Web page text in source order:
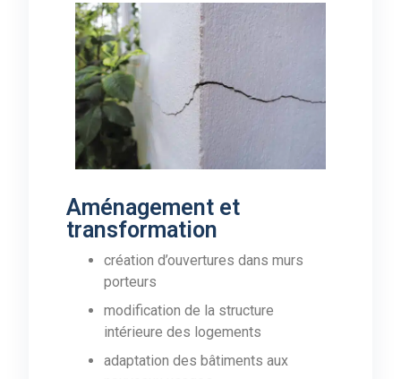
Aménagement et
transformation
création d’ouvertures dans murs
porteurs
modification de la structure
intérieure des logements
adaptation des bâtiments aux